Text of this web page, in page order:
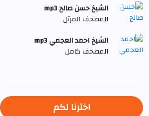
الشيخ حسن صالح mp3
المصحف المرتل
الشيخ احمد العجمي mp3
المصحف كامل
اخترنا لكم